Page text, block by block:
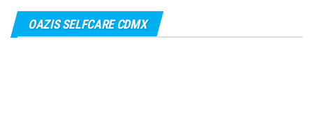
OAZIS SELFCARE CDMX